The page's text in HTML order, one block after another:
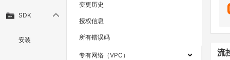
SDK
安装
变更历史
授权信息
所有错误码
专有网络（VPC） 流